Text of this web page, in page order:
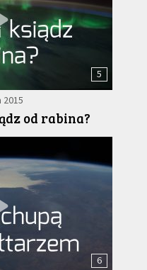
5
2015
od rabina?
6